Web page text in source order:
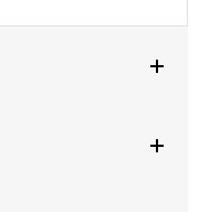
nécessitent un